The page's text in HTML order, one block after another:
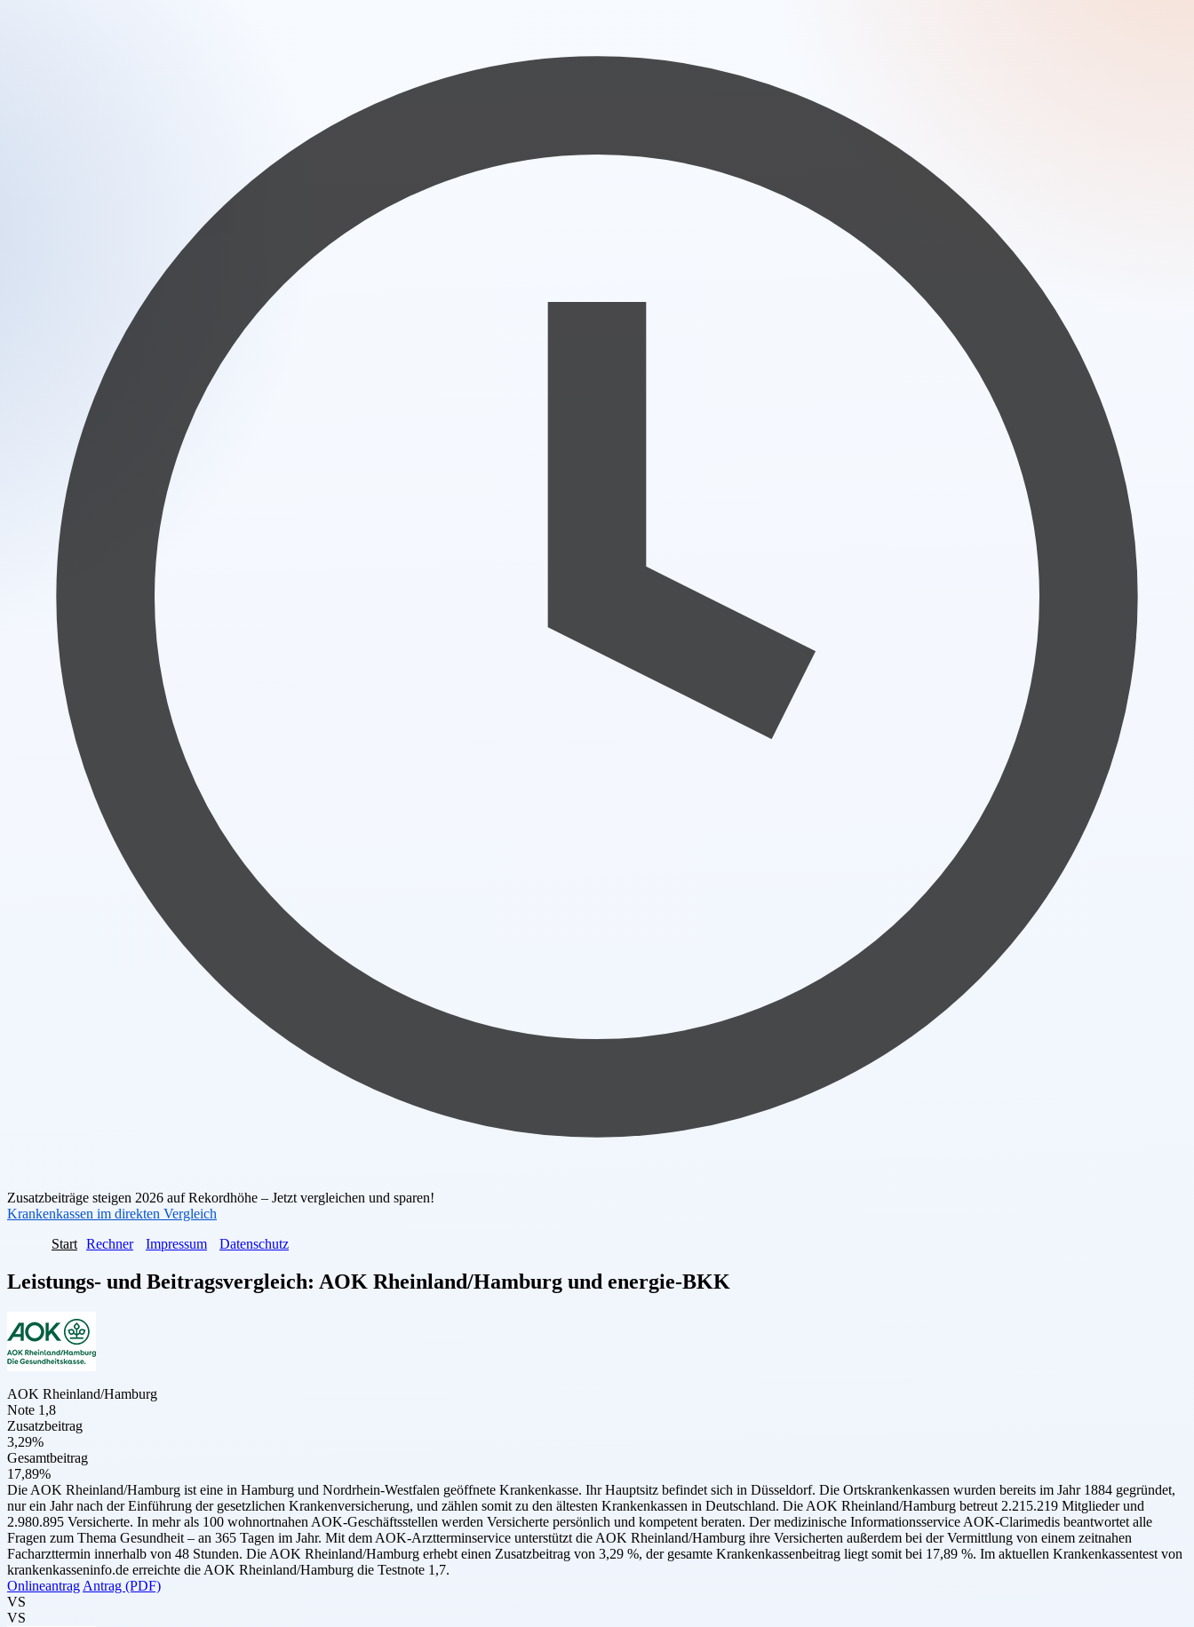
Zusatzbeiträge steigen 2026 auf Rekordhöhe – Jetzt vergleichen und sparen!
Krankenkassen im direkten Vergleich
Start Rechner Impressum Datenschutz
Leistungs- und Beitragsvergleich: AOK Rheinland/Hamburg und energie-BKK
AOK Rheinland/Hamburg
Note 1,8
Zusatzbeitrag
3,29%
Gesamtbeitrag
17,89%
Die AOK Rheinland/Hamburg ist eine in Hamburg und Nordrhein-Westfalen geöffnete Krankenkasse. Ihr Hauptsitz befindet sich in Düsseldorf. Die Ortskrankenkassen wurden bereits im Jahr 1884 gegründet,
nur ein Jahr nach der Einführung der gesetzlichen Krankenversicherung, und zählen somit zu den ältesten Krankenkassen in Deutschland. Die AOK Rheinland/Hamburg betreut 2.215.219 Mitglieder und
2.980.895 Versicherte. In mehr als 100 wohnortnahen AOK-Geschäftsstellen werden Versicherte persönlich und kompetent beraten. Der medizinische Informationsservice AOK-Clarimedis beantwortet alle
Fragen zum Thema Gesundheit – an 365 Tagen im Jahr. Mit dem AOK-Arztterminservice unterstützt die AOK Rheinland/Hamburg ihre Versicherten außerdem bei der Vermittlung von einem zeitnahen
Facharzttermin innerhalb von 48 Stunden. Die AOK Rheinland/Hamburg erhebt einen Zusatzbeitrag von 3,29 %, der gesamte Krankenkassenbeitrag liegt somit bei 17,89 %. Im aktuellen Krankenkassentest von
krankenkasseninfo.de erreichte die AOK Rheinland/Hamburg die Testnote 1,7.
Onlineantrag Antrag (PDF)
VS
VS